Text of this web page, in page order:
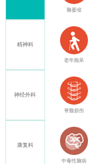
精神科
神经外科
康复科
脑萎缩
老年痴呆
脊髓损伤
中毒性脑病